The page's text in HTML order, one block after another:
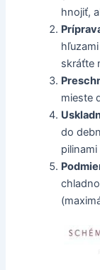
hnojiť,
skráťte
mieste
do